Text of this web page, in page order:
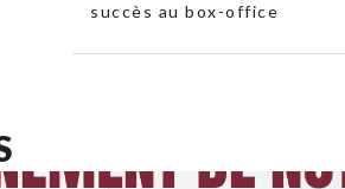
succès au box-office